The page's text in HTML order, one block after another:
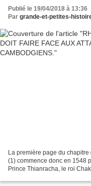
Publié le 19/04/2018 à 13:36
Par grande-et-petites-
La première page du chapitre
(1) commence donc en 1548
Prince Thianracha, le roi